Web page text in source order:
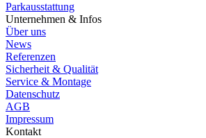
Parkausstattung
Unternehmen & Infos
Über uns
News
Referenzen
Sicherheit & Qualität
Service & Montage
Datenschutz
AGB
Impressum
Kontakt